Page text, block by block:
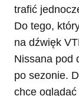
trafić
Do tego,
na dźwięk
Nissana pod
po sezonie.
chce